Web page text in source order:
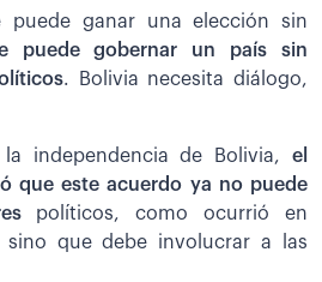
puede ganar una elección sin
puede gobernar un país sin
. Bolivia necesita diálogo,
independencia de Bolivia, el
que este acuerdo ya no puede
políticos, como ocurrió en
sino que debe involucrar a las